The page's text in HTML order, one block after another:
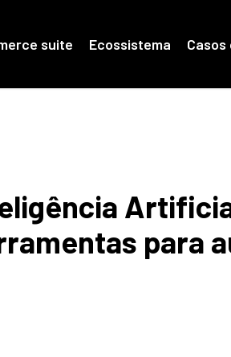
suite Ecossistema Casos
para